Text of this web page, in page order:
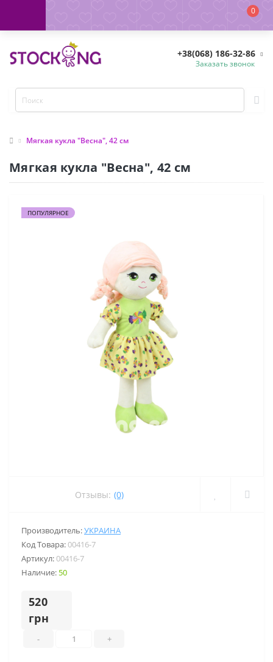
0
+38(068) 186-32-86
Заказать звонок
Мягкая кукла "Весна", 42 см
Мягкая кукла "Весна", 42 см
ПОПУЛЯРНОЕ
Отзывы: (0)
Производитель:УКРАИНА
Код Товара:00416-7
Артикул:00416-7
Наличие: 50
520
грн
- +